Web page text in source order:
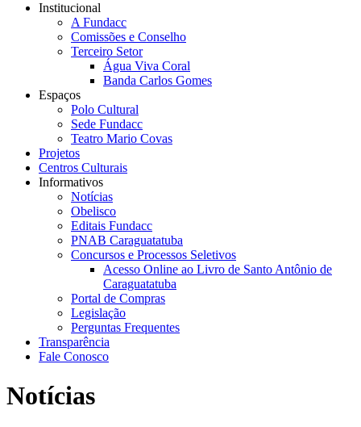
Institucional
A Fundacc
Comissões e Conselho
Terceiro Setor
Água Viva Coral
Banda Carlos Gomes
Espaços
Polo Cultural
Sede Fundacc
Teatro Mario Covas
Projetos
Centros Culturais
Informativos
Notícias
Obelisco
Editais Fundacc
PNAB Caraguatatuba
Concursos e Processos Seletivos
Acesso Online ao Livro de Santo Antônio de
Caraguatatuba
Portal de Compras
Legislação
Perguntas Frequentes
Transparência
Fale Conosco
Notícias